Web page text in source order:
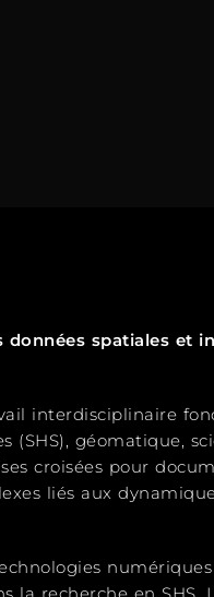
données spatiales et
interdisciplinaire
(SHS), géomatique,
croisées pour
liés aux